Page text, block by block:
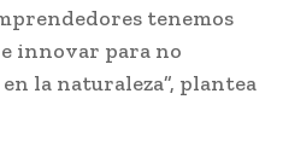
tenemos
innovar para no
la naturaleza”, plantea